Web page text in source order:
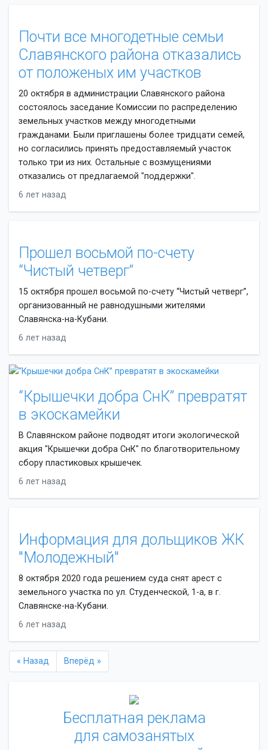
Почти все многодетные семьи
Славянского района отказались
от положеных им участков
20 октября в администрации Славянского района
состоялось заседание Комиссии по распределению
земельных участков между многодетными
гражданами. Были приглашены более тридцати семей,
но согласились принять предоставляемый участок
только три из них. Остальные с возмущениями
отказались от предлагаемой "поддержки".
6 лет назад
Прошел восьмой по-счету
“Чистый четверг”
15 октября прошел восьмой по-счету “Чистый четверг”,
организованный не равнодушными жителями
Славянска-на-Кубани.
6 лет назад
“Крышечки добра СнК” превратят
в экоскамейки
В Славянском районе подводят итоги экологической
акция "Крышечки добра СнК" по благотворительному
сбору пластиковых крышечек.
6 лет назад
Информация для дольщиков ЖК
"Молодежный"
8 октября 2020 года решением суда снят арест с
земельного участка по ул. Студенческой, 1-а, в г.
Славянске-на-Кубани.
6 лет назад
« Назад Вперёд »
Бесплатная реклама
для самозанятых